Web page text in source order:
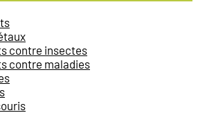
contre insectes
contre maladies